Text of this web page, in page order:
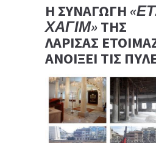
Η ΣΥΝΑΓΩΓΗ
ΧΑΓΊΜ»ΤΗΣ
ΛΑΡΙΣΑΣ
ΑΝΟΙΞΕΙ ΤΙΣ